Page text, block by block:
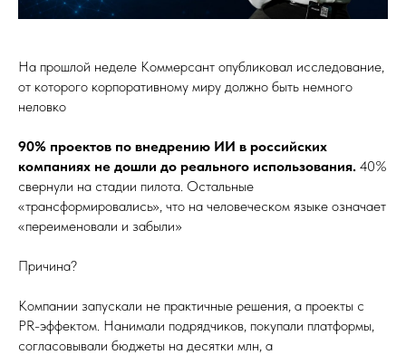
На прошлой неделе Коммерсант опубликовал исследование,
от которого корпоративному миру должно быть немного
неловко
90% проектов по внедрению ИИ в российских
компаниях не дошли до реального использования. 40%
свернули на стадии пилота. Остальные
«трансформировались», что на человеческом языке означает
«переименовали и забыли»
Причина?
Компании запускали не практичные решения, а проекты с
PR-эффектом. Нанимали подрядчиков, покупали платформы,
согласовывали бюджеты на десятки млн, а